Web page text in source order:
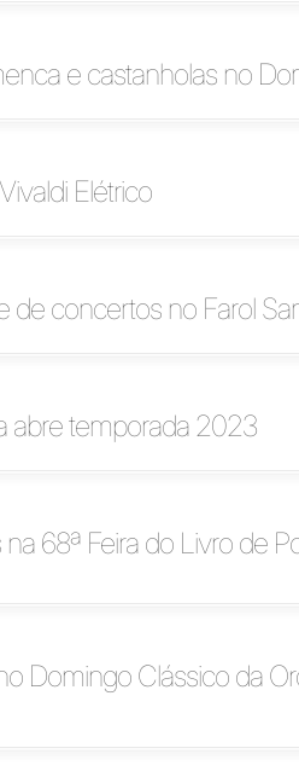
e castanholas no
Elétrico
de concertos no Farol
abre temporada 2023
68ª Feira do Livro de
Domingo Clássico da